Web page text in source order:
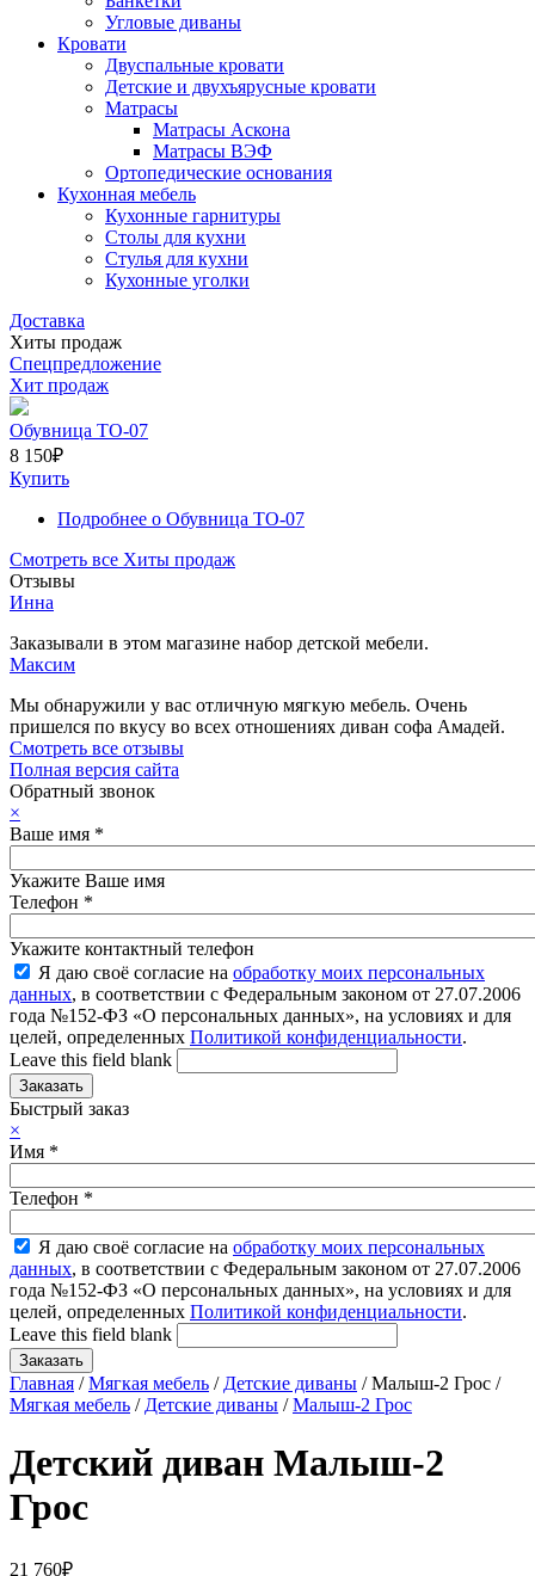
Угловые диваны
Кровати
Двуспальные кровати
Детские и двухъярусные кровати
Матрасы
Матрасы Аскона
Матрасы ВЭФ
Ортопедические основания
Кухонная мебель
Кухонные гарнитуры
Столы для кухни
Стулья для кухни
Кухонные уголки
Доставка
Хиты продаж
Спецпредложение
Хит продаж
Обувница ТО-07
8 150₽
Купить
Подробнее о Обувница ТО-07
Смотреть все Хиты продаж
Отзывы
Инна
Заказывали в этом магазине набор детской мебели.
Максим
Мы обнаружили у вас отличную мягкую мебель. Очень
пришелся по вкусу во всех отношениях диван софа Амадей.
Смотреть все отзывы
Полная версия сайта
Обратный звонок
×
Ваше имя *
Укажите Ваше имя
Телефон *
Укажите контактный телефон
Я даю своё согласие на обработку моих персональных
данных, в соответствии с Федеральным законом от 27.07.2006
года №152-ФЗ «О персональных данных», на условиях и для
целей, определенных Политикой конфиденциальности.
Leave this field blank
Быстрый заказ
×
Имя *
Телефон *
Я даю своё согласие на обработку моих персональных
данных, в соответствии с Федеральным законом от 27.07.2006
года №152-ФЗ «О персональных данных», на условиях и для
целей, определенных Политикой конфиденциальности.
Leave this field blank
Главная /Мягкая мебель / Детские диваны / Малыш-2 Грос /
Мягкая мебель / Детские диваны /Малыш-2 Грос
Детский диван Малыш-2
Грос
21 760₽